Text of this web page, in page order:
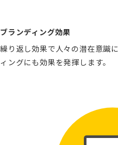
ブランディング効果
繰り返し効果で人々の潜在意識
ィングにも効果を発揮します。